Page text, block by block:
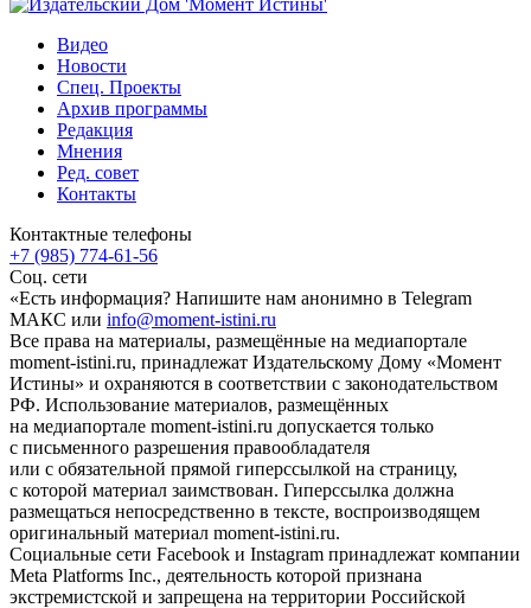
Видео
Новости
Спец. Проекты
Архив программы
Редакция
Мнения
Ред. совет
Контакты
Контактные телефоны
+7 (985) 774-61-56
Соц. сети
«Есть информация? Напишите нам анонимно в Telegram
МАКС или info@moment-istini.ru
Все права на материалы, размещённые на медиапортале
moment-istini.ru, принадлежат Издательскому Дому «Момент
Истины» и охраняются в соответствии с законодательством
РФ. Использование материалов, размещённых
на медиапортале moment-istini.ru допускается только
с письменного разрешения правообладателя
или с обязательной прямой гиперссылкой на страницу,
с которой материал заимствован. Гиперссылка должна
размещаться непосредственно в тексте, воспроизводящем
оригинальный материал moment-istini.ru.
Социальные сети Facebook и Instagram принадлежат компании
Meta Platforms Inc., деятельность которой признана
экстремистской и запрещена на территории Российской